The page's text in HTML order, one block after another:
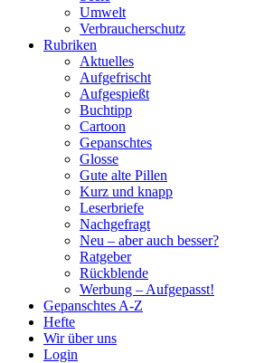
Umwelt
Verbraucherschutz
Rubriken
Aktuelles
Aufgefrischt
Aufgespießt
Buchtipp
Cartoon
Gepanschtes
Glosse
Gute alte Pillen
Kurz und knapp
Leserbriefe
Nachgefragt
Neu – aber auch besser?
Ratgeber
Rückblende
Werbung – Aufgepasst!
Gepanschtes A-Z
Hefte
Wir über uns
Login